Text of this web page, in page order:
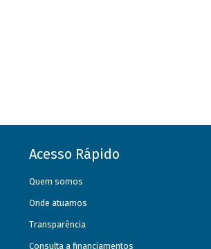
Acesso Rápido
Quem somos
Onde atuamos
Transparência
Consulta a financiamentos